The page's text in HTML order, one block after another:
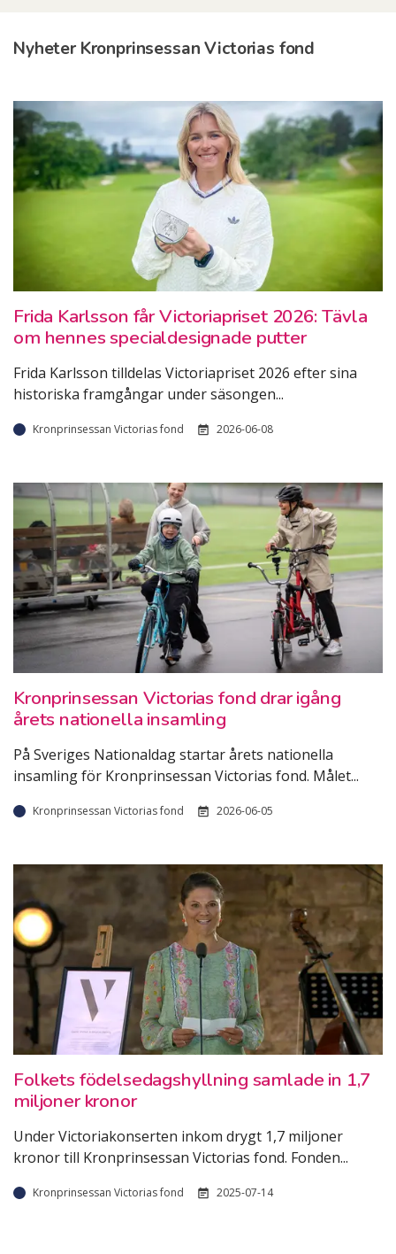
Nyheter Kronprinsessan Victorias fond
Frida Karlsson får Victoriapriset 2026: Tävla
om hennes specialdesignade putter
Frida Karlsson tilldelas Victoriapriset 2026 efter sina
historiska framgångar under säsongen...
Kronprinsessan Victorias fond 2026-06-08
Kronprinsessan Victorias fond drar igång
årets nationella insamling
På Sveriges Nationaldag startar årets nationella
insamling för Kronprinsessan Victorias fond. Målet...
Kronprinsessan Victorias fond 2026-06-05
Folkets födelsedagshyllning samlade in 1,7
miljoner kronor
Under Victoriakonserten inkom drygt 1,7 miljoner
kronor till Kronprinsessan Victorias fond. Fonden...
Kronprinsessan Victorias fond 2025-07-14